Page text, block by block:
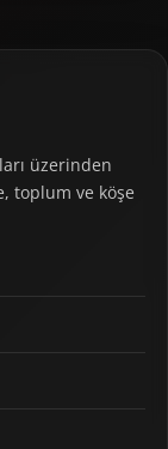
üzerinden
toplum ve köşe